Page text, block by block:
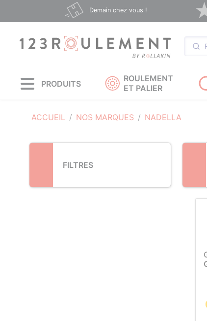
Demain chez vous !
PRODUITS
ROULEMENT
ET PALIER
ACCUEIL NOS MARQUES NADELLA
FILTRES